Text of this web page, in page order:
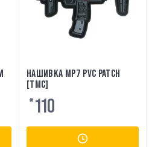
НАШИВКА MP7 PVC PATCH
[TMC]
₴ 110